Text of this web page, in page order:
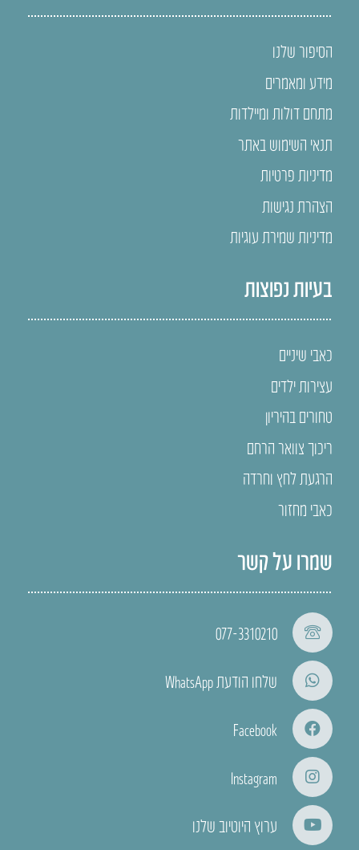
הסיפור שלנו
מידע ומאמרים
מתחם דולות ומיילדות
תנאי השימוש באתר
מדיניות פרטיות
הצהרת נגישות
מדיניות שמירת עוגיות
בעיות נפוצות
כאבי שיניים
עצירות ילדים
טחורים בהיריון
ריכוך צוואר הרחם
הרגעת לחץ וחרדה
כאבי מחזור
שמרו על קשר
077-3310210
שלחו הודעת WhatsApp
Facebook
Instagram
ערוץ היוטיוב שלנו